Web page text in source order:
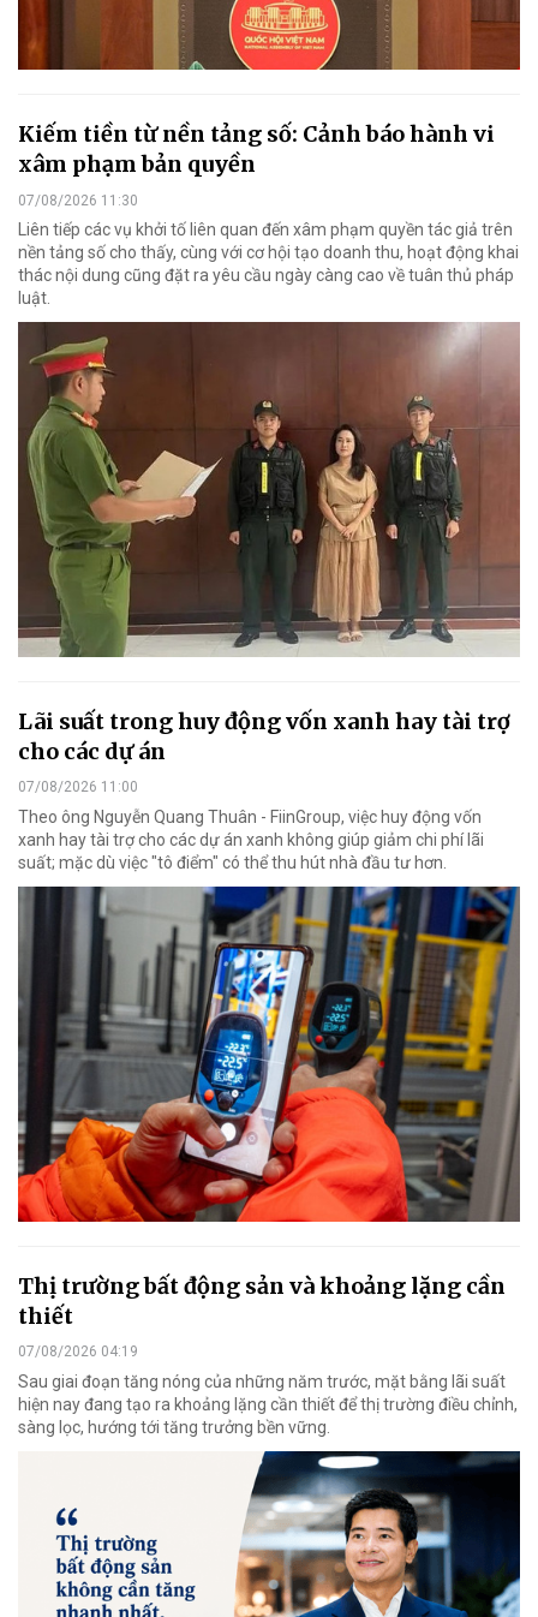
Kiếm tiền từ nền tảng số: Cảnh báo hành vi
xâm phạm bản quyền
07/08/2026 11:30
Liên tiếp các vụ khởi tố liên quan đến xâm phạm quyền tác giả trên
nền tảng số cho thấy, cùng với cơ hội tạo doanh thu, hoạt động khai
thác nội dung cũng đặt ra yêu cầu ngày càng cao về tuân thủ pháp
luật.
Lãi suất trong huy động vốn xanh hay tài trợ
cho các dự án
07/08/2026 11:00
Theo ông Nguyễn Quang Thuân - FiinGroup, việc huy động vốn
xanh hay tài trợ cho các dự án xanh không giúp giảm chi phí lãi
suất; mặc dù việc "tô điểm" có thể thu hút nhà đầu tư hơn.
Thị trường bất động sản và khoảng lặng cần
thiết
07/08/2026 04:19
Sau giai đoạn tăng nóng của những năm trước, mặt bằng lãi suất
hiện nay đang tạo ra khoảng lặng cần thiết để thị trường điều chỉnh,
sàng lọc, hướng tới tăng trưởng bền vững.